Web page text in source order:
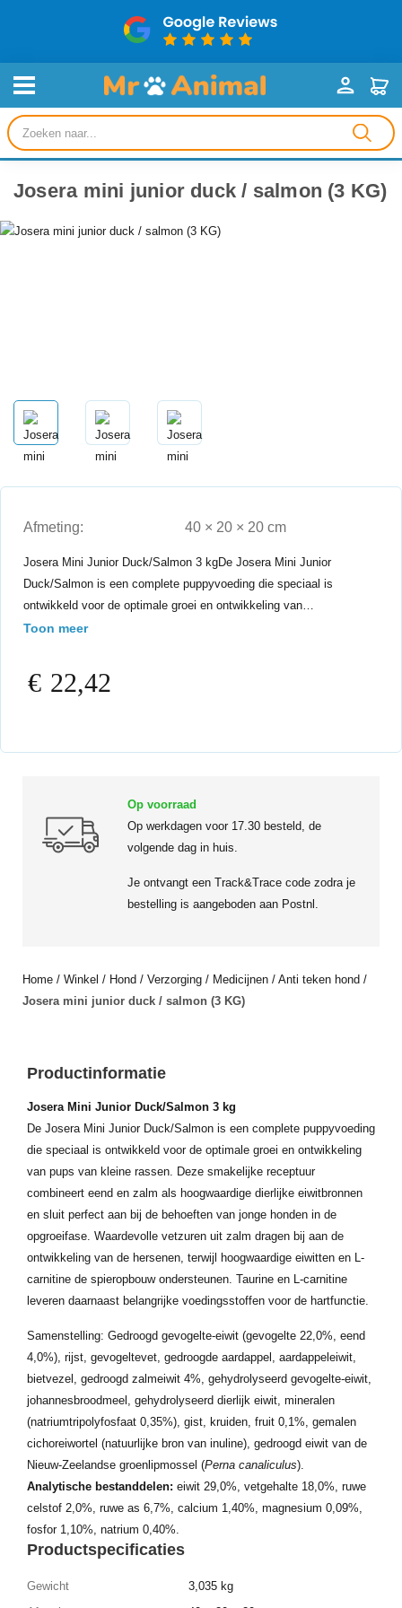
Producten
zoeken
Josera mini junior duck / salmon (3 KG)
Afmeting: 40 × 20 × 20 cm
Josera Mini Junior Duck/Salmon 3 kgDe Josera Mini Junior
Duck/Salmon is een complete puppyvoeding die speciaal is
ontwikkeld voor de optimale groei en ontwikkeling van…
Toon meer
€ 22,42
Op voorraad
Op werkdagen voor 17.30 besteld, de
volgende dag in huis.
Je ontvangt een Track&Trace code zodra je
bestelling is aangeboden aan Postnl.
Home / Winkel / Hond / Verzorging / Medicijnen / Anti teken hond /
Josera mini junior duck / salmon (3 KG)
Productinformatie
Josera Mini Junior Duck/Salmon 3 kg
De Josera Mini Junior Duck/Salmon is een complete puppyvoeding
die speciaal is ontwikkeld voor de optimale groei en ontwikkeling
van pups van kleine rassen. Deze smakelijke receptuur
combineert eend en zalm als hoogwaardige dierlijke eiwitbronnen
en sluit perfect aan bij de behoeften van jonge honden in de
opgroeifase. Waardevolle vetzuren uit zalm dragen bij aan de
ontwikkeling van de hersenen, terwijl hoogwaardige eiwitten en L-
carnitine de spieropbouw ondersteunen. Taurine en L-carnitine
leveren daarnaast belangrijke voedingsstoffen voor de hartfunctie.
Samenstelling: Gedroogd gevogelte-eiwit (gevogelte 22,0%, eend
4,0%), rijst, gevogeltevet, gedroogde aardappel, aardappeleiwit,
bietvezel, gedroogd zalmeiwit 4%, gehydrolyseerd gevogelte-eiwit,
johannesbroodmeel, gehydrolyseerd dierlijk eiwit, mineralen
(natriumtripolyfosfaat 0,35%), gist, kruiden, fruit 0,1%, gemalen
cichoreiwortel (natuurlijke bron van inuline), gedroogd eiwit van de
Nieuw-Zeelandse groenlipmossel (Perna canaliculus).
Analytische bestanddelen: eiwit 29,0%, vetgehalte 18,0%, ruwe
celstof 2,0%, ruwe as 6,7%, calcium 1,40%, magnesium 0,09%,
fosfor 1,10%, natrium 0,40%.
Productspecificaties
Gewicht
3,035 kg